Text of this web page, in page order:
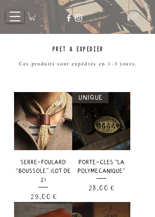
PRET A EXPEDIER
Ces produits sont expédiés en 1-3 jours.
SERRE-FOULARD
“BOUSSOLE” (LOT DE
2)
Prix
29,00 €
UNIQUE
PORTE-CLÉS "LA
POLYMECANIQUE"
Prix
28,00 €